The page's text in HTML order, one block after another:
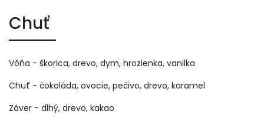
Chuť
Vôňa - škorica, drevo, dym, hrozienka, vanilka
Chuť - čokoláda, ovocie, pečivo, drevo, karamel
Záver - dlhý, drevo, kakao